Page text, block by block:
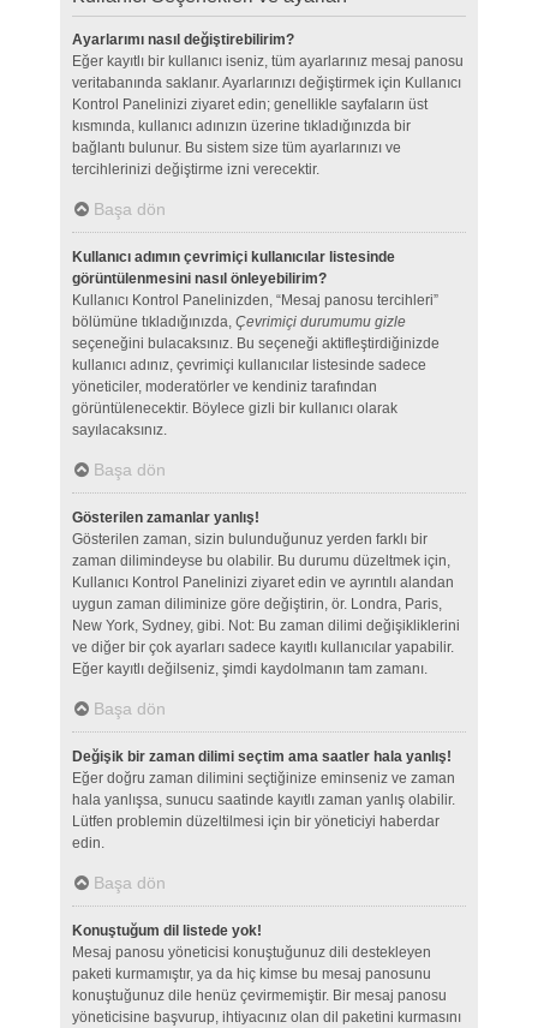
Ayarlarımı nasıl değiştirebilirim?
Eğer kayıtlı bir kullanıcı iseniz, tüm ayarlarınız mesaj panosu
veritabanında saklanır. Ayarlarınızı değiştirmek için Kullanıcı
Kontrol Panelinizi ziyaret edin; genellikle sayfaların üst
kısmında, kullanıcı adınızın üzerine tıkladığınızda bir
bağlantı bulunur. Bu sistem size tüm ayarlarınızı ve
tercihlerinizi değiştirme izni verecektir.
Başa dön
Kullanıcı adımın çevrimiçi kullanıcılar listesinde
görüntülenmesini nasıl önleyebilirim?
Kullanıcı Kontrol Panelinizden, “Mesaj panosu tercihleri”
bölümüne tıkladığınızda, Çevrimiçi durumumu gizle
seçeneğini bulacaksınız. Bu seçeneği aktifleştirdiğinizde
kullanıcı adınız, çevrimiçi kullanıcılar listesinde sadece
yöneticiler, moderatörler ve kendiniz tarafından
görüntülenecektir. Böylece gizli bir kullanıcı olarak
sayılacaksınız.
Başa dön
Gösterilen zamanlar yanlış!
Gösterilen zaman, sizin bulunduğunuz yerden farklı bir
zaman dilimindeyse bu olabilir. Bu durumu düzeltmek için,
Kullanıcı Kontrol Panelinizi ziyaret edin ve ayrıntılı alandan
uygun zaman diliminize göre değiştirin, ör. Londra, Paris,
New York, Sydney, gibi. Not: Bu zaman dilimi değişikliklerini
ve diğer bir çok ayarları sadece kayıtlı kullanıcılar yapabilir.
Eğer kayıtlı değilseniz, şimdi kaydolmanın tam zamanı.
Başa dön
Değişik bir zaman dilimi seçtim ama saatler hala yanlış!
Eğer doğru zaman dilimini seçtiğinize eminseniz ve zaman
hala yanlışsa, sunucu saatinde kayıtlı zaman yanlış olabilir.
Lütfen problemin düzeltilmesi için bir yöneticiyi haberdar
edin.
Başa dön
Konuştuğum dil listede yok!
Mesaj panosu yöneticisi konuştuğunuz dili destekleyen
paketi kurmamıştır, ya da hiç kimse bu mesaj panosunu
konuştuğunuz dile henüz çevirmemiştir. Bir mesaj panosu
yöneticisine başvurup, ihtiyacınız olan dil paketini kurmasını